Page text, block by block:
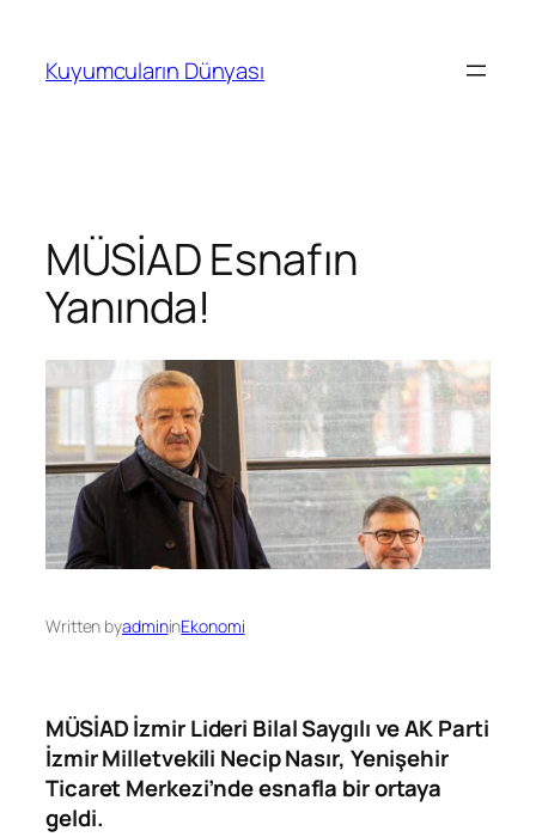
Kuyumcuların Dünyası
MÜSİAD Esnafın
Yanında!
Written byadmininEkonomi
MÜSİAD İzmir Lideri Bilal Saygılı ve AK Parti
İzmir Milletvekili Necip Nasır, Yenişehir
Ticaret Merkezi’nde esnafla bir ortaya
geldi.